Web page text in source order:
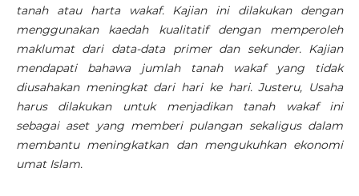
tanah atau harta wakaf. Kajian ini dilakukan dengan
menggunakan kaedah kualitatif dengan memperoleh
maklumat dari data-data primer dan sekunder. Kajian
mendapati bahawa jumlah tanah wakaf yang tidak
diusahakan meningkat dari hari ke hari. Justeru, Usaha
harus dilakukan untuk menjadikan tanah wakaf ini
sebagai aset yang memberi pulangan sekaligus dalam
membantu meningkatkan dan mengukuhkan ekonomi
umat Islam.